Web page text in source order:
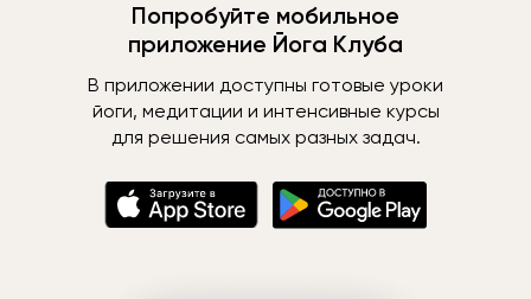
Попробуйте мобильное
приложение Йога Клуба
В приложении доступны готовые уроки
йоги, медитации и интенсивные курсы
для решения самых разных задач.